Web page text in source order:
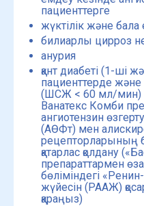
пациенттерге
жүктілік және бала
билиарлы цирроз
анурия
қант диабеті (1-ші
пациенттерде және
(ШСЖ < 60 мл/мин)
Ванатекс Комби
ангиотензин
(АӨФт) мен
рецепторларының
қатарлас қолдану
препараттармен
бөліміндегі
жүйесін (РААЖ)
қараңыз)